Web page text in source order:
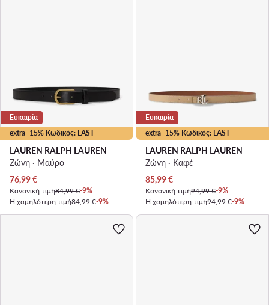
extra -15% Κωδικός: LAST
Ευκαιρία
LAUREN RALPH LAUREN
Ζώνη · Μαύρο
Τρέχουσα τιμή
76,99€
Κανονική τιμή84,99 €-9%
Η χαμηλότερη τιμή84,99 €-9%
extra -15% Κωδικός: LAST
Ευκαιρία
LAUREN RALPH LAUREN
Ζώνη · Καφέ
Τρέχουσα τιμή
85,99€
Κανονική τιμή94,99 €-9%
Η χαμηλότερη τιμή94,99 €-9%